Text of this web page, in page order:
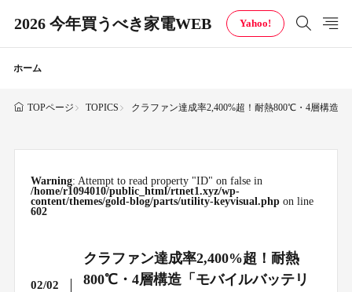
2026 今年買うべき家電WEB Yahoo!
ホーム
TOPページ TOPICS クラファン達成率2,400%超！耐熱800℃・4層構造
Warning: Attempt to read property "ID" on false in
/home/r1094010/public_html/rtnet1.xyz/wp-
content/themes/gold-blog/parts/utility-keyvisual.phpon line
602
02/02
クラファン達成率2,400%超！耐熱
800℃・4層構造「モバイルバッテリ